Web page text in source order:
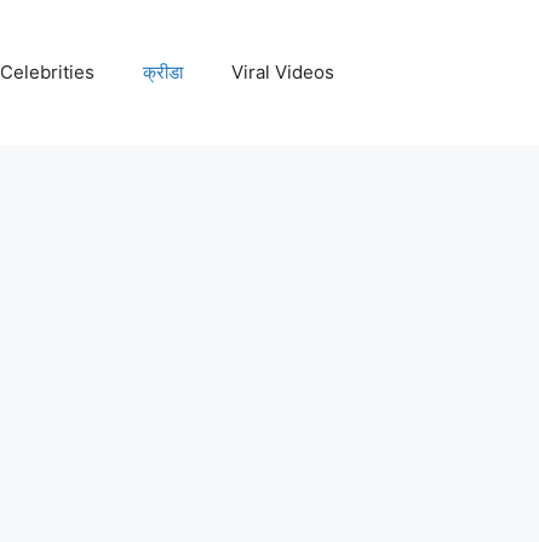
Celebrities क्रीडा Viral Videos